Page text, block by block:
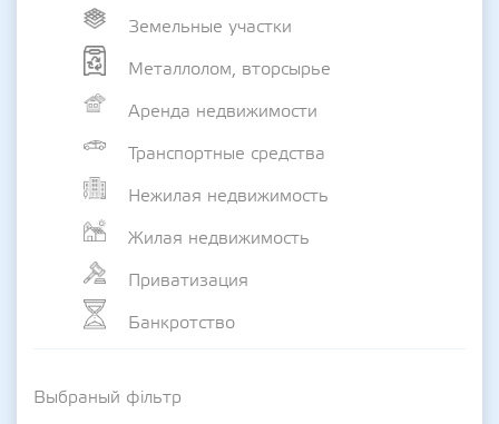
Земельные участки
Металлолом, вторсырье
Аренда недвижимости
Транспортные средства
Нежилая недвижимость
Жилая недвижимость
Приватизация
Банкротство
Выбраный фільтр